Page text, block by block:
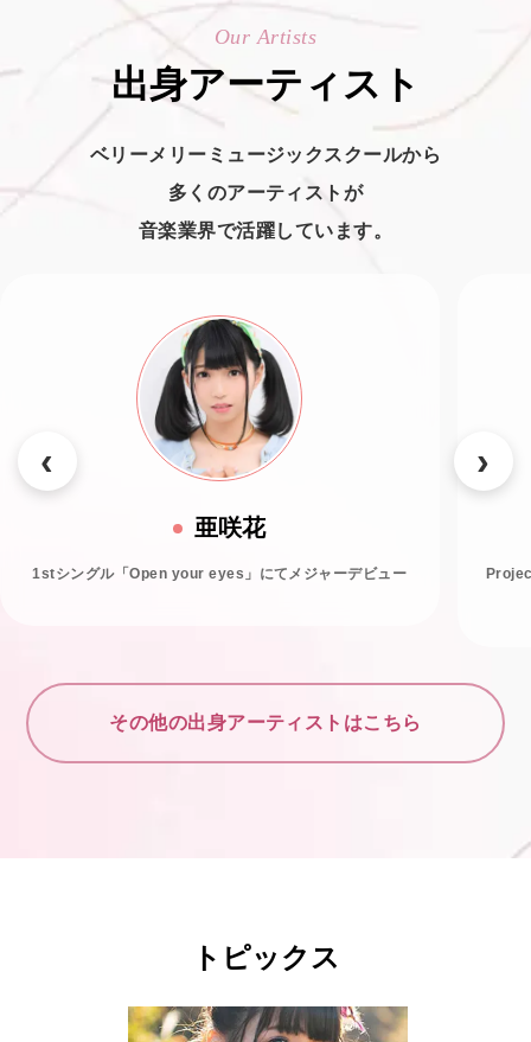
Our Artists
出身アーティスト
ベリーメリーミュージックスクールから
多くのアーティストが
音楽業界で活躍しています。
亜咲花
1stシングル「Open your eyes」にてメジャーデビュー
その他の出身アーティストはこちら
トピックス